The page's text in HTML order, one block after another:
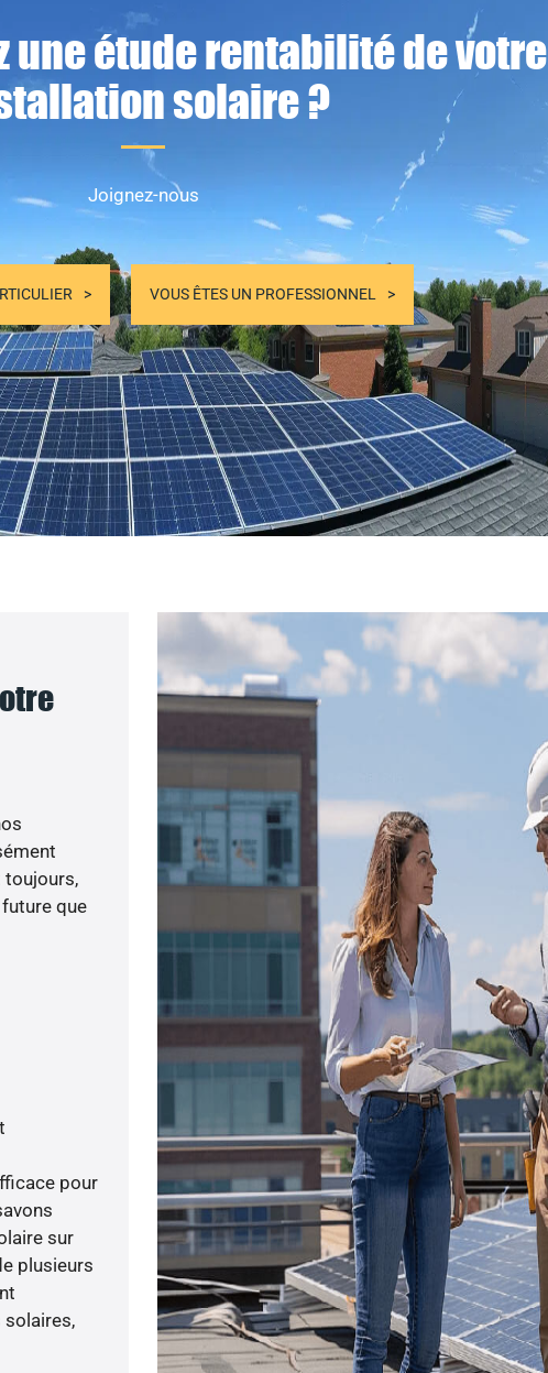
une étude rentabilité de votre
solaire ?
Joignez-nous
VOUS ÊTES UN PROFESSIONNEL
toujours,
que
pour
sur
plusieurs
solaires,